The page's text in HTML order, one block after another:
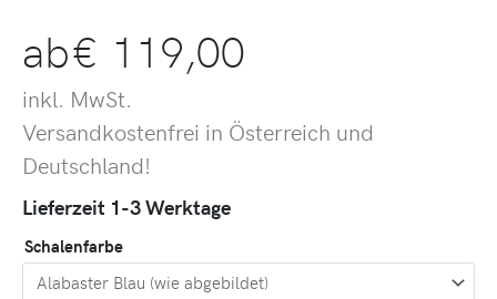
ab€ 119,00
inkl. MwSt.
Versandkostenfrei in Österreich und
Deutschland!
Lieferzeit 1-3 Werktage
Schalenfarbe